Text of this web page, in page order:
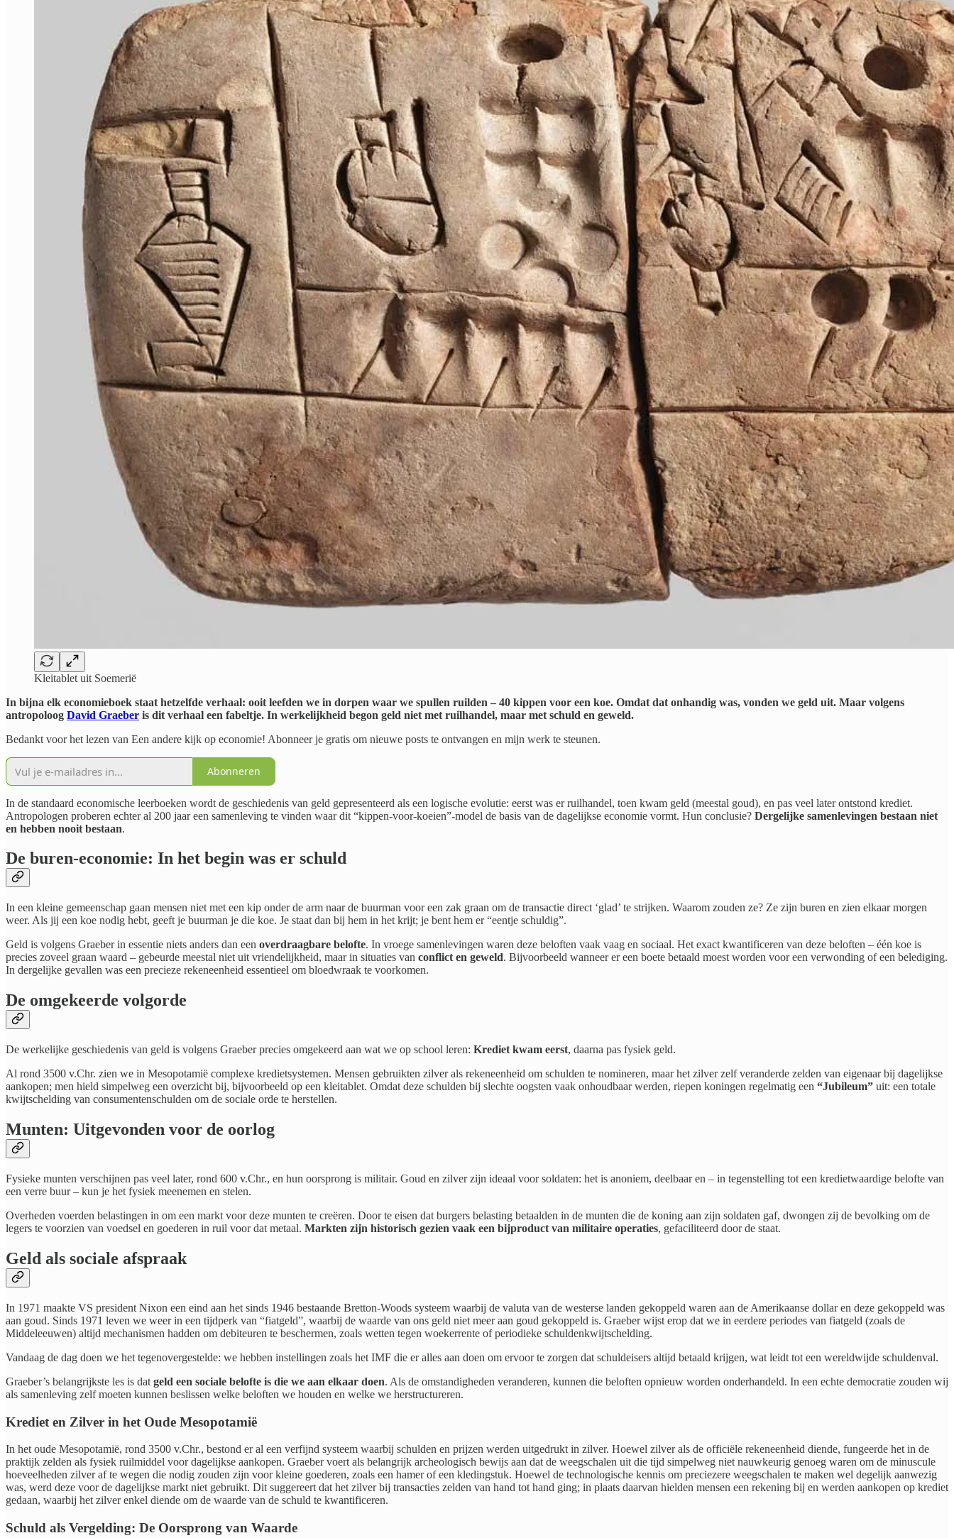
Kleitablet uit Soemerië
In bijna elk economieboek staat hetzelfde verhaal: ooit leefden we in dorpen waar we spullen ruilden – 40 kippen voor een koe. Omdat dat onhandig was, vonden we geld uit. Maar volgens
antropoloog David Graeber is dit verhaal een fabeltje. In werkelijkheid begon geld niet met ruilhandel, maar met schuld en geweld.
Bedankt voor het lezen van Een andere kijk op economie! Abonneer je gratis om nieuwe posts te ontvangen en mijn werk te steunen.
Abonneren
In de standaard economische leerboeken wordt de geschiedenis van geld gepresenteerd als een logische evolutie: eerst was er ruilhandel, toen kwam geld (meestal goud), en pas veel later ontstond krediet.
Antropologen proberen echter al 200 jaar een samenleving te vinden waar dit “kippen-voor-koeien”-model de basis van de dagelijkse economie vormt. Hun conclusie? Dergelijke samenlevingen bestaan niet
en hebben nooit bestaan.
De buren-economie: In het begin was er schuld
In een kleine gemeenschap gaan mensen niet met een kip onder de arm naar de buurman voor een zak graan om de transactie direct ‘glad’ te strijken. Waarom zouden ze? Ze zijn buren en zien elkaar morgen
weer. Als jij een koe nodig hebt, geeft je buurman je die koe. Je staat dan bij hem in het krijt; je bent hem er “eentje schuldig”.
Geld is volgens Graeber in essentie niets anders dan een overdraagbare belofte. In vroege samenlevingen waren deze beloften vaak vaag en sociaal. Het exact kwantificeren van deze beloften – één koe is
precies zoveel graan waard – gebeurde meestal niet uit vriendelijkheid, maar in situaties van conflict en geweld. Bijvoorbeeld wanneer er een boete betaald moest worden voor een verwonding of een belediging.
In dergelijke gevallen was een precieze rekeneenheid essentieel om bloedwraak te voorkomen.
De omgekeerde volgorde
De werkelijke geschiedenis van geld is volgens Graeber precies omgekeerd aan wat we op school leren: Krediet kwam eerst, daarna pas fysiek geld.
Al rond 3500 v.Chr. zien we in Mesopotamië complexe kredietsystemen. Mensen gebruikten zilver als rekeneenheid om schulden te nomineren, maar het zilver zelf veranderde zelden van eigenaar bij dagelijkse
aankopen; men hield simpelweg een overzicht bij, bijvoorbeeld op een kleitablet. Omdat deze schulden bij slechte oogsten vaak onhoudbaar werden, riepen koningen regelmatig een “Jubileum” uit: een totale
kwijtschelding van consumentenschulden om de sociale orde te herstellen.
Munten: Uitgevonden voor de oorlog
Fysieke munten verschijnen pas veel later, rond 600 v.Chr., en hun oorsprong is militair. Goud en zilver zijn ideaal voor soldaten: het is anoniem, deelbaar en – in tegenstelling tot een kredietwaardige belofte van
een verre buur – kun je het fysiek meenemen en stelen.
Overheden voerden belastingen in om een markt voor deze munten te creëren. Door te eisen dat burgers belasting betaalden in de munten die de koning aan zijn soldaten gaf, dwongen zij de bevolking om de
legers te voorzien van voedsel en goederen in ruil voor dat metaal. Markten zijn historisch gezien vaak een bijproduct van militaire operaties, gefaciliteerd door de staat.
Geld als sociale afspraak
In 1971 maakte VS president Nixon een eind aan het sinds 1946 bestaande Bretton-Woods systeem waarbij de valuta van de westerse landen gekoppeld waren aan de Amerikaanse dollar en deze gekoppeld was
aan goud. Sinds 1971 leven we weer in een tijdperk van “fiatgeld”, waarbij de waarde van ons geld niet meer aan goud gekoppeld is. Graeber wijst erop dat we in eerdere periodes van fiatgeld (zoals de
Middeleeuwen) altijd mechanismen hadden om debiteuren te beschermen, zoals wetten tegen woekerrente of periodieke schuldenkwijtschelding.
Vandaag de dag doen we het tegenovergestelde: we hebben instellingen zoals het IMF die er alles aan doen om ervoor te zorgen dat schuldeisers altijd betaald krijgen, wat leidt tot een wereldwijde schuldenval.
Graeber’s belangrijkste les is dat geld een sociale belofte is die we aan elkaar doen. Als de omstandigheden veranderen, kunnen die beloften opnieuw worden onderhandeld. In een echte democratie zouden wij
als samenleving zelf moeten kunnen beslissen welke beloften we houden en welke we herstructureren.
Krediet en Zilver in het Oude Mesopotamië
In het oude Mesopotamië, rond 3500 v.Chr., bestond er al een verfijnd systeem waarbij schulden en prijzen werden uitgedrukt in zilver. Hoewel zilver als de officiële rekeneenheid diende, fungeerde het in de
praktijk zelden als fysiek ruilmiddel voor dagelijkse aankopen. Graeber voert als belangrijk archeologisch bewijs aan dat de weegschalen uit die tijd simpelweg niet nauwkeurig genoeg waren om de minuscule
hoeveelheden zilver af te wegen die nodig zouden zijn voor kleine goederen, zoals een hamer of een kledingstuk. Hoewel de technologische kennis om preciezere weegschalen te maken wel degelijk aanwezig
was, werd deze voor de dagelijkse markt niet gebruikt. Dit suggereert dat het zilver bij transacties zelden van hand tot hand ging; in plaats daarvan hielden mensen een rekening bij en werden aankopen op krediet
gedaan, waarbij het zilver enkel diende om de waarde van de schuld te kwantificeren.
Schuld als Vergelding: De Oorsprong van Waarde